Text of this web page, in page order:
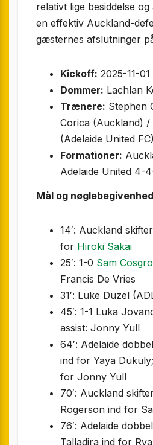
relativt lige besiddelse
en effektiv Auckland-
gæsternes afslutninger
Kickoff: 2025-11-
Dommer: Lachlan
Trænere: Stephen
Corica (Auckland) /
(Adelaide United FC)
Formationer:
Adelaide United 4-
Mål og
14′: Auckland
for Hiroki Sakai
25′: 1-0 Sam
Francis De Vries
31′: Luke Duzel
45′: 1-1 Luka
assist: Jonny Yull
64′: Adelaide
ind for Yaya
for Jonny Yull
70′: Auckland
Rogerson ind for
76′: Adelaide
Talladira ind for